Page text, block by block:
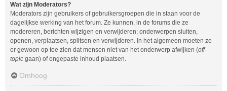
Wat zijn Moderators?
Moderators zijn gebruikers of gebruikersgroepen die in staan voor de
dagelijkse werking van het forum. Ze kunnen, in de forums die ze
modereren, berichten wijzigen en verwijderen; onderwerpen sluiten,
openen, verplaatsen, splitsen en verwijderen. In het algemeen moeten ze
er gewoon op toe zien dat mensen niet van het onderwerp afwijken (off-
topic gaan) of ongepaste inhoud plaatsen.
Omhoog